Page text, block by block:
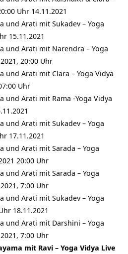
Uhr 14.11.2021
und Arati mit Sukadev – Yoga
15.11.2021
und Arati mit Narendra – Yoga
20:00 Uhr
und Arati mit Clara – Yoga Vidya
Uhr
und Arati mit Rama -Yoga Vidya
und Arati mit Sukadev – Yoga
17.11.2021
und Arati mit Sarada – Yoga
20:00 Uhr
und Arati mit Sarada – Yoga
7:00 Uhr
und Arati mit Sukadev – Yoga
18.11.2021
und Arati mit Darshini – Yoga
7:00 Uhr
mit Ravi – Yoga Vidya Live